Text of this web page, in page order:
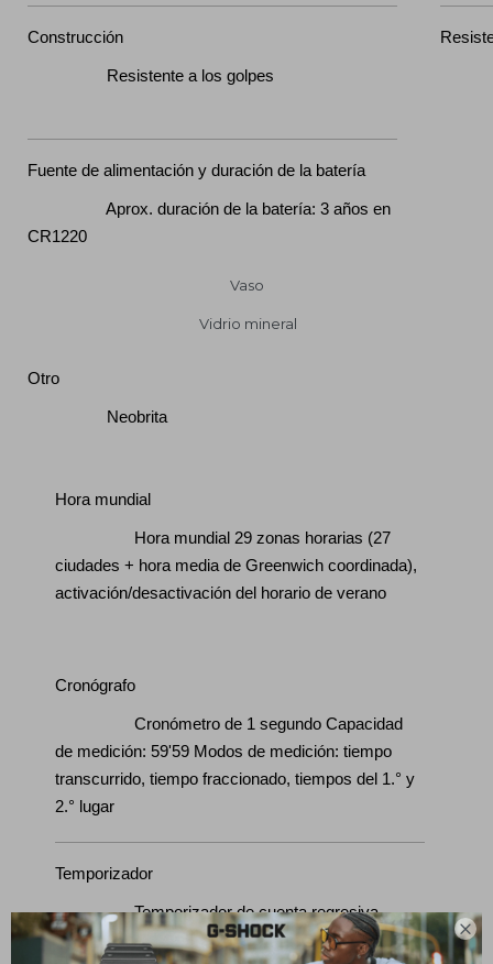

Construcción
Resistente a los golpes
Fuente de alimentación y duración de la batería
Aprox. duración de la batería: 3 años en
CR1220
Vaso
Vidrio mineral
Otro
Neobrita
Hora mundial
Hora mundial 29 zonas horarias (27
ciudades + hora media de Greenwich coordinada),
activación/desactivación del horario de verano
Cronógrafo
Cronómetro de 1 segundo Capacidad
de medición: 59'59 Modos de medición: tiempo
transcurrido, tiempo fraccionado, tiempos del 1.° y
2.° lugar
Temporizador
Temporizador de cuenta regresiva
Unidad de medida: 1 segundo Rango de cuenta